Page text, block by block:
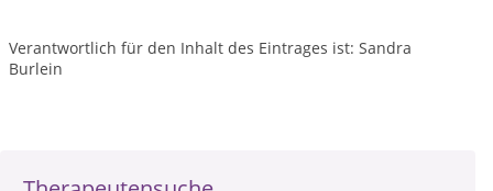
Verantwortlich für den Inhalt des Eintrages ist: Sandra
Burlein